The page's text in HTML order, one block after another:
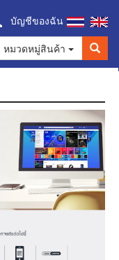
บัญชีของฉัน
หมวดหมู่สินค้า